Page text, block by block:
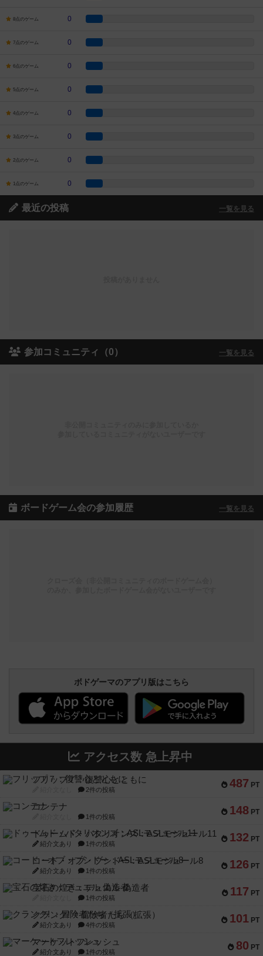
8点のゲーム 0
7点のゲーム 0
6点のゲーム 0
5点のゲーム 0
4点のゲーム 0
3点のゲーム 0
2点のゲーム 0
1点のゲーム 0
最近の投稿 一覧を見る
参加コミュニティ（0） 一覧を見る
ボードゲーム会の参加履歴 一覧を見る
ボドゲーマのアプリ版はこちら
アクセス数 急上昇中
487 PT
フリップ７：復讐心とともに
2件の投稿
148 PT
コンテナ
1件の投稿
132 PT
ドゥームド・バタリオンズ：ASLモジュール11
紹介文あり 1件の投稿
126 PT
コード・オブ・ブシドー：ASLモジュール8
紹介文あり 1件の投稿
117 PT
宝石の煌き：デュエル 偽造者
1件の投稿
101 PT
クランク! ：冒険者たち（拡張）
紹介文あり 4件の投稿
80 PT
マーケットフレッシュ
紹介文あり 1件の投稿